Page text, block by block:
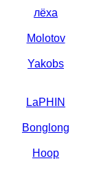
лёха
Molotov
Yakobs
LaPHIN
Bonglong
Hoop